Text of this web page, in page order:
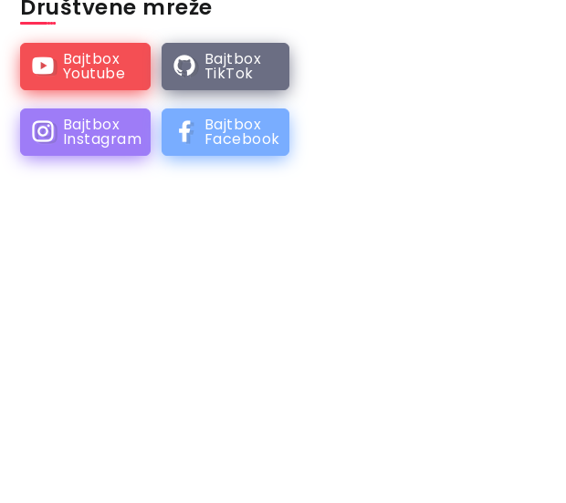
Društvene mreže
Bajtbox
Youtube
Bajtbox
TikTok
Bajtbox
Instagram
Bajtbox
Facebook